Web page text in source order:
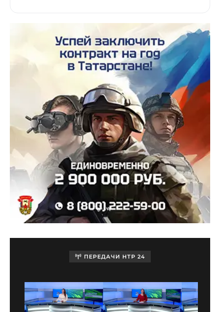
ПЕРЕДАЧИ НТР 24